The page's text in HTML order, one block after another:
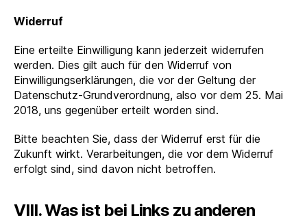
Widerruf
Eine erteilte Einwilligung kann jederzeit widerrufen
werden. Dies gilt auch für den Widerruf von
Einwilligungserklärungen, die vor der Geltung der
Datenschutz-Grundverordnung, also vor dem 25. Mai
2018, uns gegenüber erteilt worden sind.
Bitte beachten Sie, dass der Widerruf erst für die
Zukunft wirkt. Verarbeitungen, die vor dem Widerruf
erfolgt sind, sind davon nicht betroffen.
VIII. Was ist bei Links zu anderen